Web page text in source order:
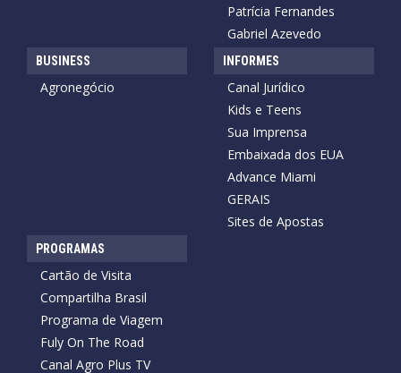
Patrícia Fernandes
Gabriel Azevedo
BUSINESS
Agronegócio
INFORMES
Canal Jurídico
Kids e Teens
Sua Imprensa
Embaixada dos EUA
Advance Miami
GERAIS
Sites de Apostas
PROGRAMAS
Cartão de Visita
Compartilha Brasil
Programa de Viagem
Fuly On The Road
Canal Agro Plus TV